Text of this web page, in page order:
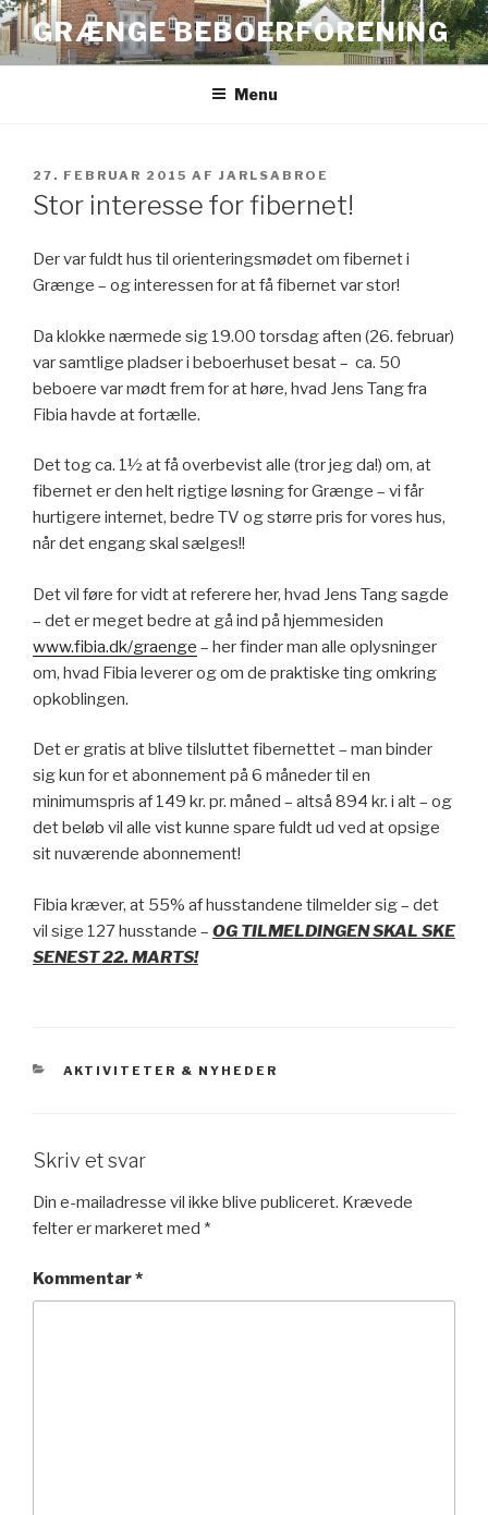
Videre
til
indhold
GRÆNGE BEBOERFORENING
Menu
UDGIVET
DEN
27. FEBRUAR 2015 AF JARLSABROE
Stor interesse for fibernet!
Der var fuldt hus til orienteringsmødet om fibernet i
Grænge – og interessen for at få fibernet var stor!
Da klokke nærmede sig 19.00 torsdag aften (26. februar)
var samtlige pladser i beboerhuset besat – ca. 50
beboere var mødt frem for at høre, hvad Jens Tang fra
Fibia havde at fortælle.
Det tog ca. 1½ at få overbevist alle (tror jeg da!) om, at
fibernet er den helt rigtige løsning for Grænge – vi får
hurtigere internet, bedre TV og større pris for vores hus,
når det engang skal sælges!!
Det vil føre for vidt at referere her, hvad Jens Tang sagde
– det er meget bedre at gå ind på hjemmesiden
www.fibia.dk/graenge – her finder man alle oplysninger
om, hvad Fibia leverer og om de praktiske ting omkring
opkoblingen.
Det er gratis at blive tilsluttet fibernettet – man binder
sig kun for et abonnement på 6 måneder til en
minimumspris af 149 kr. pr. måned – altså 894 kr. i alt – og
det beløb vil alle vist kunne spare fuldt ud ved at opsige
sit nuværende abonnement!
Fibia kræver, at 55% af husstandene tilmelder sig – det
vil sige 127 husstande – OG TILMELDINGEN SKAL SKE
SENEST 22. MARTS!
KATEGORIER
AKTIVITETER & NYHEDER
Skriv et svar
Din e-mailadresse vil ikke blive publiceret. Krævede
felter er markeret med *
Kommentar*